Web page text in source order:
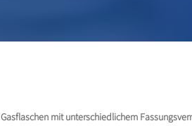
Gasflaschen mit unterschiedlichem